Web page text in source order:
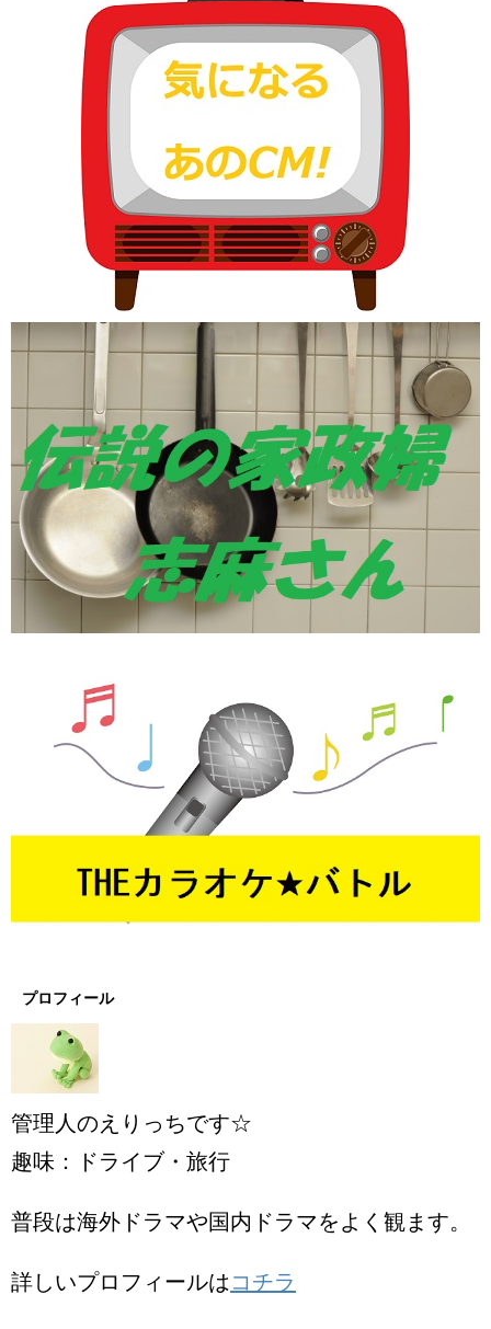
プロフィール
管理人のえりっちです☆
趣味：ドライブ・旅行
普段は海外ドラマや国内ドラマをよく観ます。
詳しいプロフィールはコチラ